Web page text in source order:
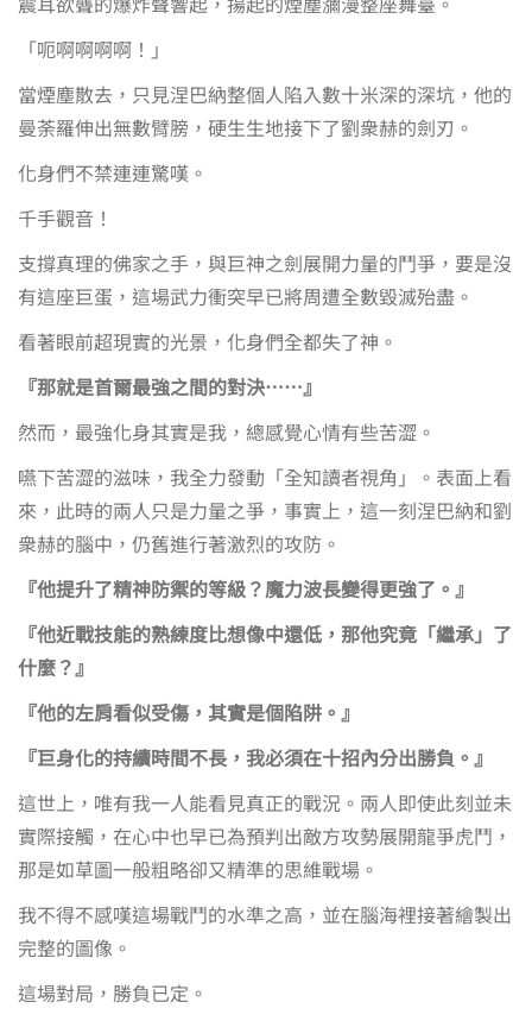
「呃啊啊啊啊！」
當煙塵散去，只見涅巴納整個人陷入數十米深的深坑，他的
曼荼羅伸出無數臂膀，硬生生地接下了劉衆赫的劍刃。
化身們不禁連連驚嘆。
千手觀音！
支撐真理的佛家之手，與巨神之劍展開力量的鬥爭，要是沒
有這座巨蛋，這場武力衝突早已將周遭全數毀滅殆盡。
看著眼前超現實的光景，化身們全都失了神。
『那就是首爾最強之間的對決……』
然而，最強化身其實是我，總感覺心情有些苦澀。
嚥下苦澀的滋味，我全力發動「全知讀者視角」。表面上看
來，此時的兩人只是力量之爭，事實上，這一刻涅巴納和劉
衆赫的腦中，仍舊進行著激烈的攻防。
『他提升了精神防禦的等級？魔力波長變得更強了。』
『他近戰技能的熟練度比想像中還低，那他究竟「繼承」了
什麼？』
『他的左肩看似受傷，其實是個陷阱。』
『巨身化的持續時間不長，我必須在十招內分出勝負。』
這世上，唯有我一人能看見真正的戰況。兩人即使此刻並未
實際接觸，在心中也早已為預判出敵方攻勢展開龍爭虎鬥，
那是如草圖一般粗略卻又精準的思維戰場。
我不得不感嘆這場戰鬥的水準之高，並在腦海裡接著繪製出
完整的圖像。
這場對局，勝負已定。